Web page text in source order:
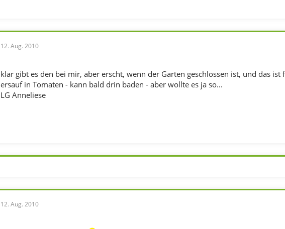
12. Aug. 2010
klar gibt es den bei mir, aber erscht, wenn der Garten geschlossen ist, und das ist
ersauf in Tomaten - kann bald drin baden - aber wollte es ja so...
LG Anneliese
12. Aug. 2010